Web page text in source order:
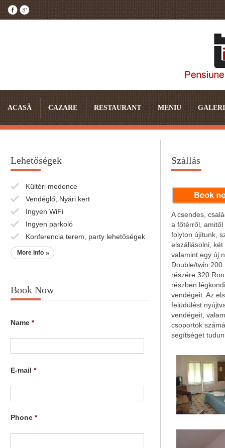
ACASĂ CAZARE RESTAURANT MENIU
Lehetőségek
Kültéri medence
Vendéglő, Nyári kert
Ingyen WiFi
Ingyen parkoló
Konferencia terem, party lehetőségek
More Info
Book Now
Name *
E-mail *
Phone *
Szállás
A csendes,
a főtérről,
folyton újítunk,
elszállásolni,
valamint egy új
Double/twin
részére 320
részben
vendégeit. Az
felüdülést
vendégeit,
csoportok
segítséget